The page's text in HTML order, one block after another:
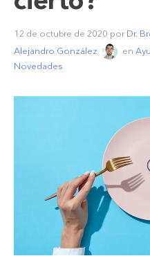
12 de octubre de 2020 por Dr.
Alejandro González
en
Novedades